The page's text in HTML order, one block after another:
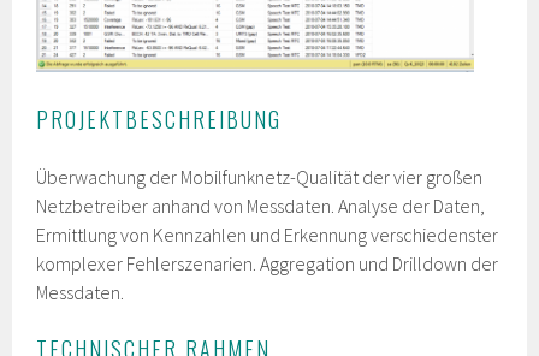
PROJEKTBESCHREIBUNG
Überwachung der Mobilfunknetz-Qualität der vier großen
Netzbetreiber anhand von Messdaten. Analyse der Daten,
Ermittlung von Kennzahlen und Erkennung verschiedenster
komplexer Fehlerszenarien. Aggregation und Drilldown der
Messdaten.
TECHNISCHER RAHMEN